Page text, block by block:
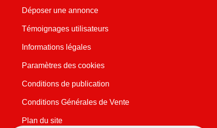
Déposer une annonce
Témoignages utilisateurs
Informations légales
Paramètres des cookies
Conditions de publication
Conditions Générales de Vente
Plan du site